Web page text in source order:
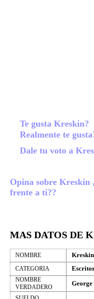
Te gusta Kreskin?
Realmente te
Dale tu voto a
Opina sobre Kreskin
frente a ti??
MAS DATOS DE
NOMBRE Kreskin
CATEGORIA
NOMBRE
VERDADERO
George